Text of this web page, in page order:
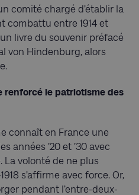
comité chargé d’établir la
combattu entre 1914 et
un livre du souvenir préfacé
von Hindenburg, alors
renforcé le patriotisme des
connaît en France une
années ’20 et ’30 avec
La volonté de ne plus
s’affirme avec force. Or,
pendant l’entre-deux-